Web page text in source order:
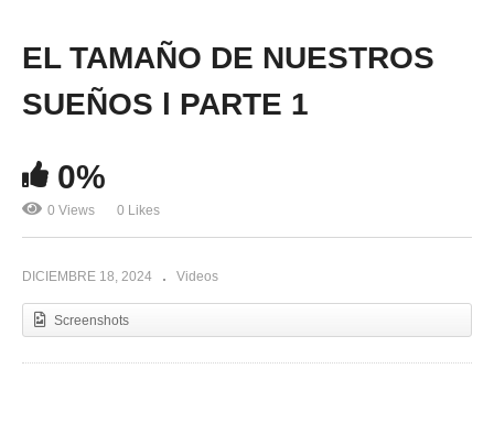
EL TAMAÑO DE NUESTROS
SUEÑOS l PARTE 1
0%
0 Views 0 Likes
DICIEMBRE 18, 2024 Videos
Screenshots